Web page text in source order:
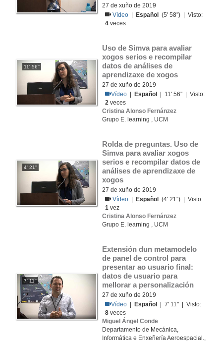
27 de xuño de 2019
Vídeo
Español
(5' 58'') | Visto:
4 veces
11' 56''
Uso de Simva para avaliar
xogos serios e recompilar
datos de análises de
aprendizaxe de xogos
27 de xuño de 2019
Vídeo
Español
| 11' 56'' | Visto:
2 veces
Cristina Alonso Fernánzez
Grupo E. learning , UCM
4' 21''
Rolda de preguntas. Uso de
Simva para avaliar xogos
serios e recompilar datos de
análises de aprendizaxe de
xogos
27 de xuño de 2019
Vídeo
Español
(4' 21'') | Visto:
1 vez
Cristina Alonso Fernánzez
Grupo E. learning , UCM
7' 11''
Extensión dun metamodelo
de panel de control para
presentar ao usuario final:
datos de usuario para
mellorar a personalización
27 de xuño de 2019
Vídeo
Español
| 7' 11'' | Visto:
8 veces
Miguel Ángel Conde
Departamento de Mecánica,
Informática e Enxeñería Aeroespacial.,